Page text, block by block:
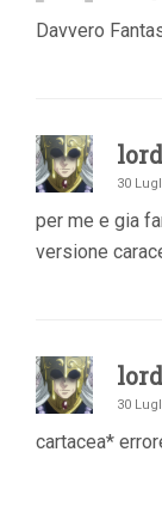
Davvero
30
per me e gia
versione
30
cartacea*